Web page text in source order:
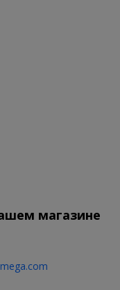
магазине